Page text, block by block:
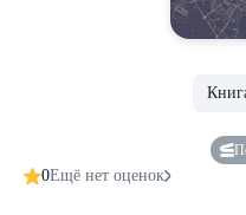
0Ещё нет оценок